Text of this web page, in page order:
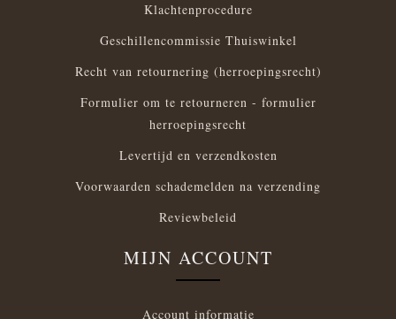
Klachtenprocedure
Geschillencommissie Thuiswinkel
Recht van retournering (herroepingsrecht)
Formulier om te retourneren - formulier
herroepingsrecht
Levertijd en verzendkosten
Voorwaarden schademelden na verzending
Reviewbeleid
MIJN ACCOUNT
Account informatie